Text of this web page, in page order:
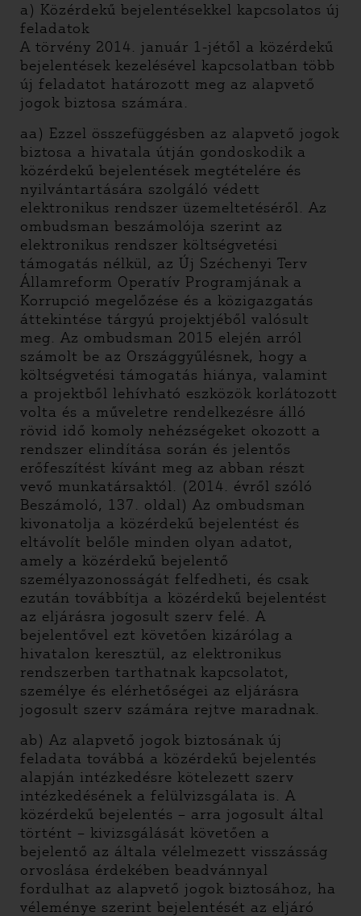
a) Közérdekű bejelentésekkel kapcsolatos új
feladatok
A törvény 2014. január 1-jétől a közérdekű
bejelentések kezelésével kapcsolatban több
új feladatot határozott meg az alapvető
jogok biztosa számára.
aa) Ezzel összefüggésben az alapvető jogok
biztosa a hivatala útján gondoskodik a
közérdekű bejelentések megtételére és
nyilvántartására szolgáló védett
elektronikus rendszer üzemeltetéséről. Az
ombudsman beszámolója szerint az
elektronikus rendszer költségvetési
támogatás nélkül, az Új Széchenyi Terv
Államreform Operatív Programjának a
Korrupció megelőzése és a közigazgatás
áttekintése tárgyú projektjéből valósult
meg. Az ombudsman 2015 elején arról
számolt be az Országgyűlésnek, hogy a
költségvetési támogatás hiánya, valamint
a projektből lehívható eszközök korlátozott
volta és a műveletre rendelkezésre álló
rövid idő komoly nehézségeket okozott a
rendszer elindítása során és jelentős
erőfeszítést kívánt meg az abban részt
vevő munkatársaktól. (2014. évről szóló
Beszámoló, 137. oldal) Az ombudsman
kivonatolja a közérdekű bejelentést és
eltávolít belőle minden olyan adatot,
amely a közérdekű bejelentő
személyazonosságát felfedheti, és csak
ezután továbbítja a közérdekű bejelentést
az eljárásra jogosult szerv felé. A
bejelentővel ezt követően kizárólag a
hivatalon keresztül, az elektronikus
rendszerben tarthatnak kapcsolatot,
személye és elérhetőségei az eljárásra
jogosult szerv számára rejtve maradnak.
ab) Az alapvető jogok biztosának új
feladata továbbá a közérdekű bejelentés
alapján intézkedésre kötelezett szerv
intézkedésének a felülvizsgálata is. A
közérdekű bejelentés – arra jogosult által
történt – kivizsgálását követően a
bejelentő az általa vélelmezett visszásság
orvoslása érdekében beadvánnyal
fordulhat az alapvető jogok biztosához, ha
véleménye szerint bejelentését az eljáró